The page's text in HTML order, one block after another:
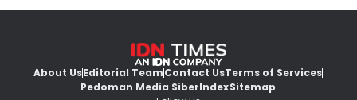
About UsEditorial TeamContact UsTerms of Services
Pedoman Media SiberIndexSitemap